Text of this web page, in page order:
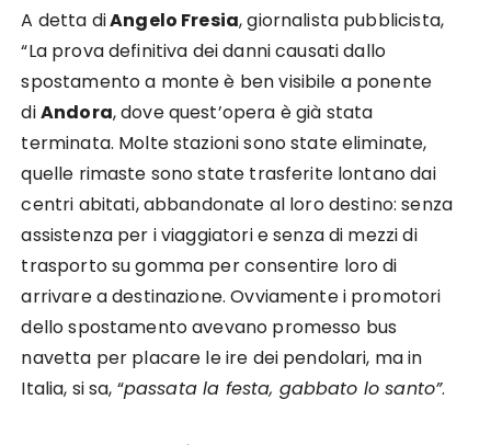
A detta diAngelo Fresia, giornalista pubblicista,
“La prova definitiva dei danni causati dallo
spostamento a monte è ben visibile a ponente
diAndora, dove quest’opera è già stata
terminata. Molte stazioni sono state eliminate,
quelle rimaste sono state trasferite lontano dai
centri abitati, abbandonate al loro destino: senza
assistenza per i viaggiatori e senza di mezzi di
trasporto su gomma per consentire loro di
arrivare a destinazione. Ovviamente i promotori
dello spostamento avevano promesso bus
navetta per placare le ire dei pendolari, ma in
Italia, si sa, “passata la festa, gabbato lo santo”.